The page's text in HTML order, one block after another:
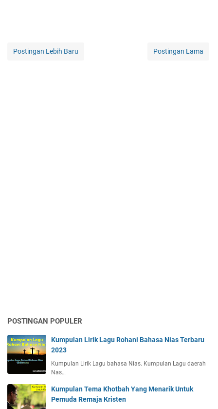
Postingan Lebih Baru Postingan Lama
POSTINGAN POPULER
Kumpulan Lirik Lagu Rohani Bahasa Nias Terbaru
2023
Kumpulan Lirik Lagu bahasa Nias. Kumpulan Lagu daerah
Nas…
Kumpulan Tema Khotbah Yang Menarik Untuk
Pemuda Remaja Kristen